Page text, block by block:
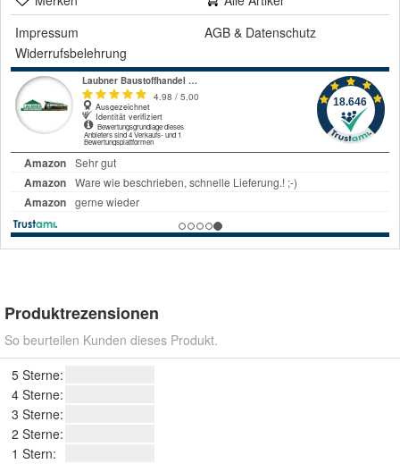
Impressum
AGB & Datenschutz
Widerrufsbelehrung
Produktrezensionen
So beurteilen Kunden dieses Produkt.
5 Sterne:
4 Sterne:
3 Sterne:
2 Sterne:
1 Stern: